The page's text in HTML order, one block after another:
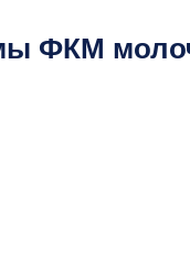
ФКМ